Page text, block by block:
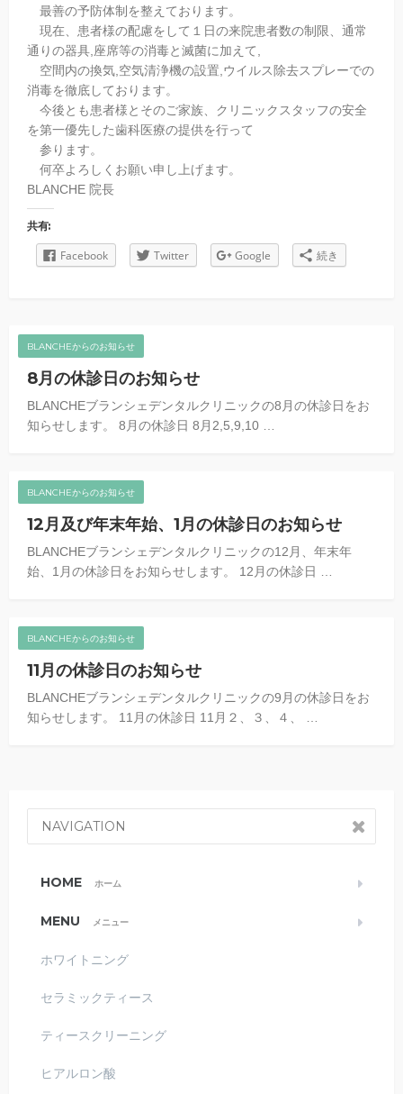
最善の予防体制を整えております。
現在、患者様の配慮をして１日の来院患者数の制限、通常
通りの器具,座席等の消毒と滅菌に加えて,
空間内の換気,空気清浄機の設置,ウイルス除去スプレーでの
消毒を徹底しております。
今後とも患者様とそのご家族、クリニックスタッフの安全
を第一優先した歯科医療の提供を行って
参ります。
何卒よろしくお願い申し上げます。
BLANCHE 院長
共有:
Facebook Twitter Google 続き
BLANCHEからのお知らせ
8月の休診日のお知らせ
BLANCHEブランシェデンタルクリニックの8月の休診日をお
知らせします。 8月の休診日 8月2,5,9,10 …
BLANCHEからのお知らせ
12月及び年末年始、1月の休診日のお知らせ
BLANCHEブランシェデンタルクリニックの12月、年末年
始、1月の休診日をお知らせします。 12月の休診日 …
BLANCHEからのお知らせ
11月の休診日のお知らせ
BLANCHEブランシェデンタルクリニックの9月の休診日をお
知らせします。 11月の休診日 11月２、３、４、 …
NAVIGATION
HOME ホーム
MENU メニュー
ホワイトニング
セラミックティース
ティースクリーニング
ヒアルロン酸